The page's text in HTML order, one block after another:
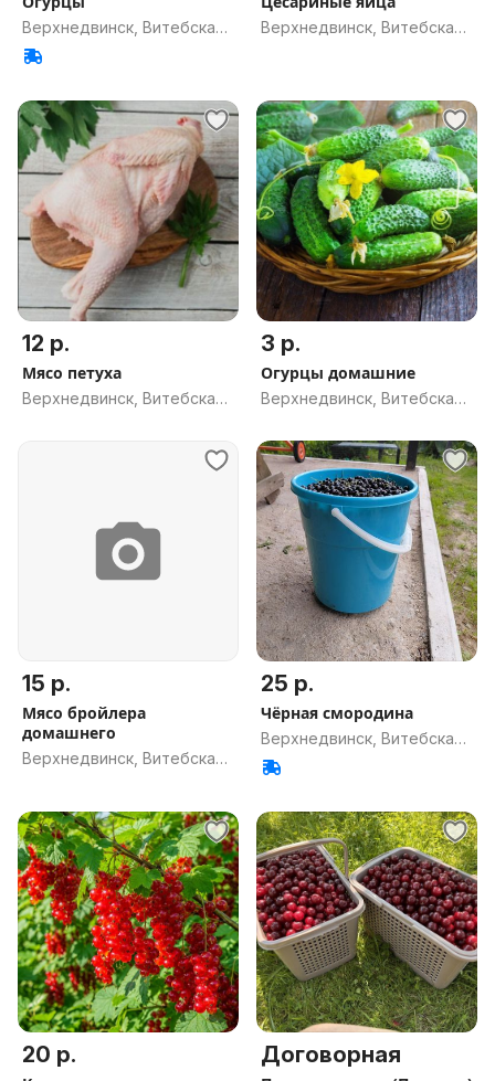
Верхнедвинск, Витебская
обл.
Верхнедвинск, Витебская
12 р.
Мясо петуха
Верхнедвинск, Витебская
3 р.
Огурцы домашние
Верхнедвинск, Витебская
15 р.
Мясо бройлера
домашнего
Верхнедвинск, Витебская
25 р.
Чёрная смородина
Верхнедвинск, Витебская
обл.
20 р. Договорная